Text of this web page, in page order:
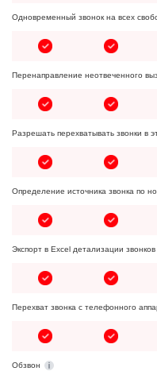
Одновременный звонок на всех
Перенаправление неотвеченного
Разрешать перехватывать звонки в
Определение источника звонка по
Экспорт в Excel детализации звонков
Перехват звонка с телефонного
Обзвон